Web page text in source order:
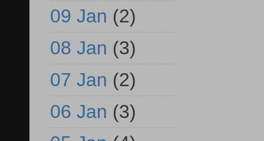
09 Jan (2)
08 Jan (3)
07 Jan (2)
06 Jan (3)